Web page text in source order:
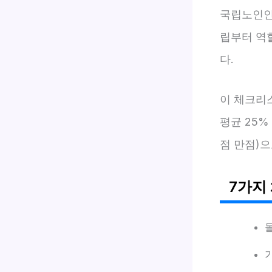
국립노인
립부터 역
다.
이 체크리
평균 25%
점 만점)
7가지